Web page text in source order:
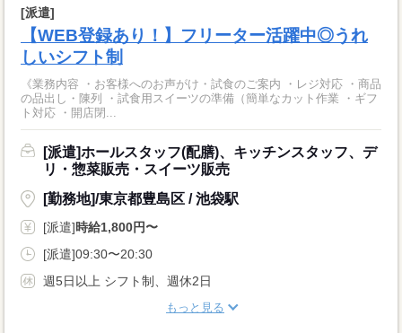
[派遣]
【WEB登録あり！】フリーター活躍中◎うれ
しいシフト制
《業務内容 ・お客様へのお声がけ・試食のご案内 ・レジ対応 ・商品
の品出し・陳列 ・試食用スイーツの準備（簡単なカット作業 ・ギフ
ト対応 ・開店閉...
[派遣]ホールスタッフ(配膳)、キッチンスタッフ、デ
リ・惣菜販売・スイーツ販売
[勤務地]/東京都豊島区 / 池袋駅
[派遣]時給1,800円〜
[派遣]09:30〜20:30
週5日以上 シフト制、週休2日
もっと見る